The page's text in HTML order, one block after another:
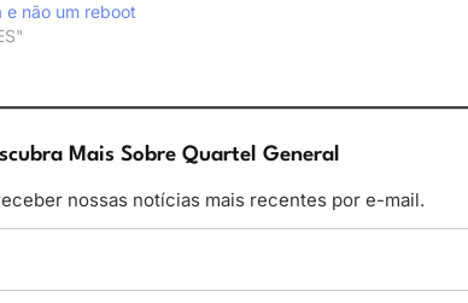
e não um reboot
Mais Sobre Quartel General
nossas notícias mais recentes por e-mail.